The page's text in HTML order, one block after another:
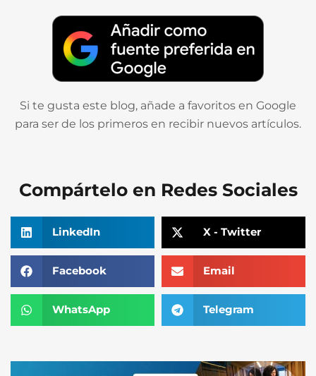
Si te gusta este blog, añade a favoritos en Google
para ser de los primeros en recibir nuevos artículos.
Compártelo en Redes Sociales
LinkedIn X - Twitter
Facebook Email
WhatsApp Telegram